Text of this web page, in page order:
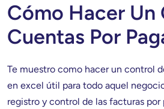
Cómo Hacer Un
Cuentas Por
Te muestro como hacer un control
en excel útil para todo aquel
registro y control de las facturas por